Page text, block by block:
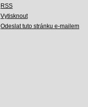
RSS
Vytisknout
Odeslat tuto stránku e-mailem